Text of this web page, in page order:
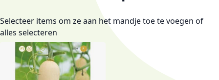
Selecteer items om ze aan het mandje toe te voegen of
alles selecteren